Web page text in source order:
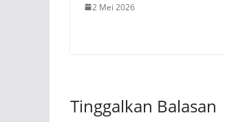
2 Mei 2026
Tinggalkan Balasan